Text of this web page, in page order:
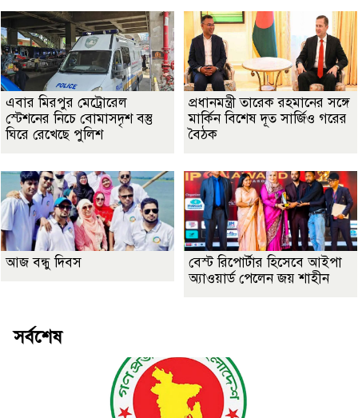
এবার মিরপুর মেট্রোরেল
স্টেশনের নিচে বোমাসদৃশ বস্তু
ঘিরে রেখেছে পুলিশ
প্রধানমন্ত্রী তারেক রহমানের সঙ্গে
মার্কিন বিশেষ দূত সার্জিও গরের
বৈঠক
আজ বন্ধু দিবস
বেস্ট রিপোর্টার হিসেবে আইপা
অ্যাওয়ার্ড পেলেন জয় শাহীন
সর্বশেষ